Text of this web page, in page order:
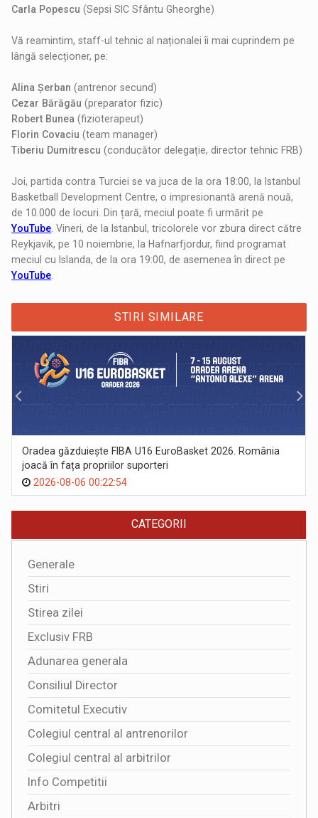
Carla Popescu (Sepsi SIC Sfântu Gheorghe)
Vă reamintim, staff-ul tehnic al naționalei îi mai cuprindem pe
lângă selecționer, pe:
Alina Șerban (antrenor secund)
Cezar Bărăgău (preparator fizic)
Robert Bunea (fizioterapeut)
Florin Covaciu (team manager)
Tiberiu Dumitrescu (conducător delegație, director tehnic FRB)
Joi, partida contra Turciei se va juca de la ora 18:00, la Istanbul
Basketball Development Centre, o impresionantă arenă nouă,
de 10.000 de locuri. Din țară, meciul poate fi urmărit pe
YouTube . Vineri, de la Istanbul, tricolorele vor zbura direct către
Reykjavik, pe 10 noiembrie, la Hafnarfjordur, fiind programat
meciul cu Islanda, de la ora 19:00, de asemenea în direct pe
YouTube
STIRI SIMILARE
Oradea găzduiește FIBA U16 EuroBasket 2026. România
joacă în fața propriilor suporteri
2026-08-06 00:22:54
CATEGORII
Generale
Stiri
Stirea zilei
Exclusiv FRB
Adunarea generala
Consiliul Director
Comitetul Executiv
Colegiul central al antrenorilor
Colegiul central al arbitrilor
Info Competitii
Arbitri